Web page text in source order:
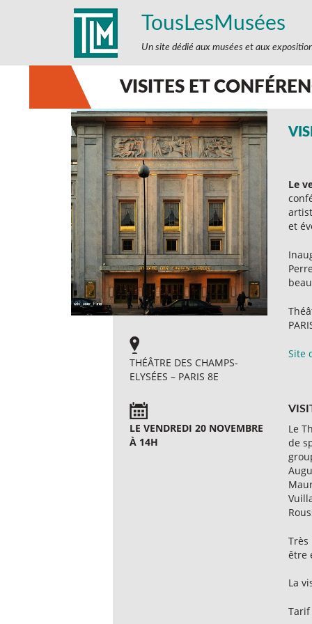
TousLesMusées
Un site dédié aux musées et aux
VISITES ET
THÉÂTRE DES CHAMPS-
ELYSÉES – PARIS 8E
LE VENDREDI 20 NOVEMBRE
À 14H
Le
et
Site
Le
de
Très
être
La
Tarif